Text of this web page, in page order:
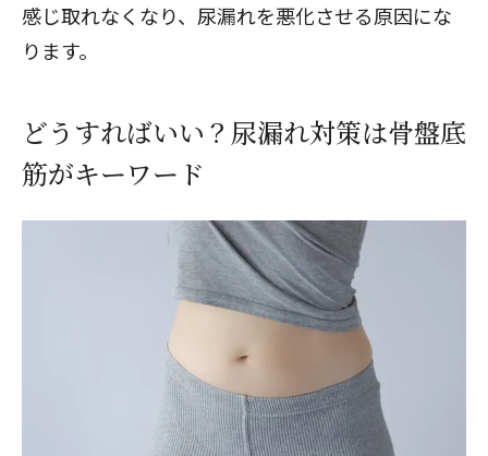
感じ取れなくなり、尿漏れを悪化させる原因にな
ります。
どうすればいい？尿漏れ対策は骨盤底
筋がキーワード